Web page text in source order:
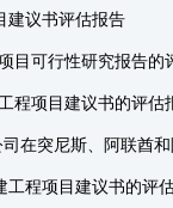
建议书评估报告
目可行性研究报告的
程项目建议书的评估
在突尼斯、阿联酋
工程项目建议书的评